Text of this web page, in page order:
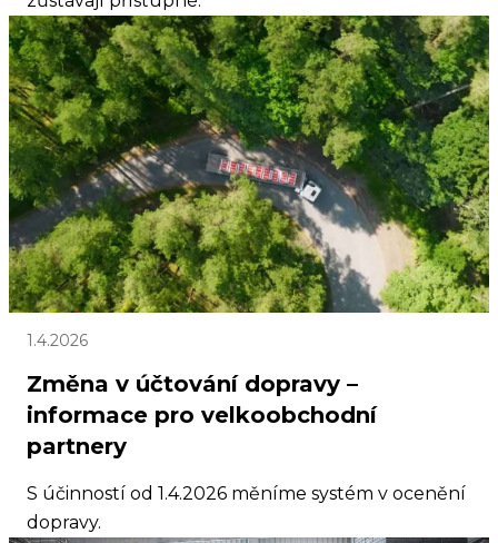
1.4.2026
Změna v účtování dopravy –
informace pro velkoobchodní
partnery
S účinností od 1.4.2026 měníme systém v ocenění
dopravy.